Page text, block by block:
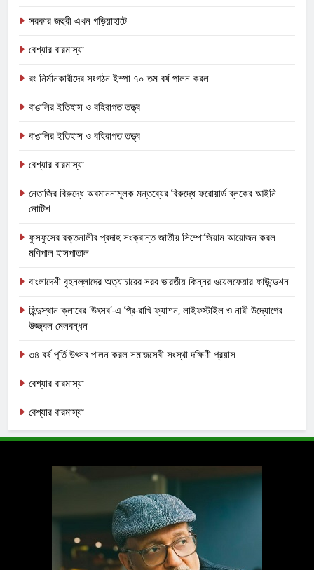
সরকার জহুরী এখন গড়িয়াহাটে
বেশ্যার বারমাস্যা
রং নির্মানকারীদের সংগঠন ইস্পা ৭০ তম বর্ষ পালন করল
বাঙালির ইতিহাস ও বহিরাগত তত্ত্ব
বাঙালির ইতিহাস ও বহিরাগত তত্ত্ব
বেশ্যার বারমাস্যা
নেতাজির বিরুদ্ধে অবমাননামূলক মন্তব্যের বিরুদ্ধে ফরোয়ার্ড ব্লকের আইনি
নোটিশ
ফুসফুসের রক্তনালীর প্রদাহ সংক্রান্ত জাতীয় সিম্পোজিয়াম আয়োজন করল
মণিপাল হাসপাতাল
বাংলাদেশী বৃহনল্লাদের অত্যাচারের সরব ভারতীয় কিন্নর ওয়েলফেয়ার ফাউন্ডেশন
হিন্দুস্থান ক্লাবের ‘উৎসব’-এ প্রি-রাখি ফ্যাশন, লাইফস্টাইল ও নারী উদ্যোগের
উজ্জ্বল মেলবন্ধন
৩৪ বর্ষ পূর্তি উৎসব পালন করল সমাজসেবী সংস্থা দক্ষিণী প্রয়াস
বেশ্যার বারমাস্যা
বেশ্যার বারমাস্যা